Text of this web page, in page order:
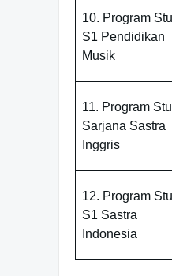
10. Program
S1 Pendidikan
Musik
11. Program
Sarjana Sastra
Inggris
12. Program
S1 Sastra
Indonesia